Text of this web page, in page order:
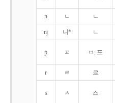
n ㄴ ㄴ
nj 니* ㄴ
p ㅍ ㅂ, 프
r ㄹ 르
s ㅅ 스